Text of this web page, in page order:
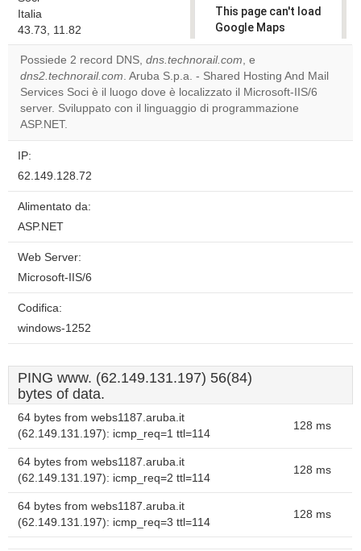
Italia
43.73, 11.82
This page can't load
Google Maps
correctly.
Do you
own this
website?
OK
Possiede 2 record DNS, dns.technorail.com, e
dns2.technorail.com. Aruba S.p.a. - Shared Hosting And Mail
Services Soci è il luogo dove è localizzato il Microsoft-IIS/6
server. Sviluppato con il linguaggio di programmazione
ASP.NET.
IP:
62.149.128.72
Alimentato da:
ASP.NET
Web Server:
Microsoft-IIS/6
Codifica:
windows-1252
PING www. (62.149.131.197) 56(84)
bytes of data.
64 bytes from webs1187.aruba.it
(62.149.131.197): icmp_req=1 ttl=114
128 ms
64 bytes from webs1187.aruba.it
(62.149.131.197): icmp_req=2 ttl=114
128 ms
64 bytes from webs1187.aruba.it
(62.149.131.197): icmp_req=3 ttl=114
128 ms